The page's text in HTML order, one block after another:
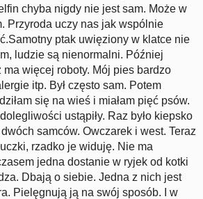
chyba nigdy nie jest sam. Może w
Przyroda uczy nas jak wspólnie
ptak uwięziony w klatce nie
ludzie są nienormalni. Później
ma więcej roboty. Mój pies bardzo
itp. Był często sam. Potem
się na wieś i miałam pięć psów.
ustąpiły. Raz było kiepsko
dwóch samców. Owczarek i west. Teraz
rzadko je widuję. Nie ma
jedna dostanie w ryjek od kotki
Dbają o siebie. Jedna z nich jest
Pielęgnują ją na swój sposób. I w